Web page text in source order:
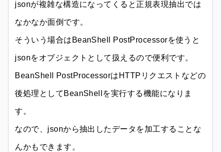
jsonが複雑な構造になってくると正規表現抽出では
なかなか面倒です。
そういう場合はBeanShell PostProcessorを使うと
jsonをオブジェクトとして扱えるので便利です。
BeanShell PostProcessorはHTTPリクエストなどの
後処理としてBeanShellを実行する機能になりま
す。
なので、jsonから抽出したデータを加工することな
んかもできます。